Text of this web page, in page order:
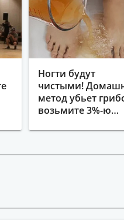
Ногти будут
чистыми!
метод убьет
возьмите 3%-ю…